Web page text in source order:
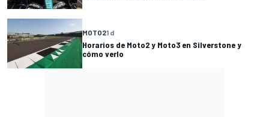
MOTO21 d
Horarios de Moto2 y Moto3 en Silverstone y
cómo verlo